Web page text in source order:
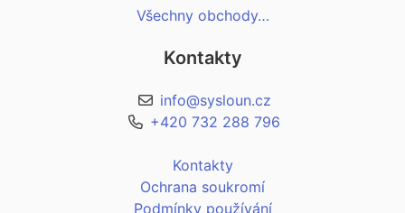
Všechny obchody…
Kontakty
info@sysloun.cz
+420 732 288 796
Kontakty
Ochrana soukromí
Podmínky používání